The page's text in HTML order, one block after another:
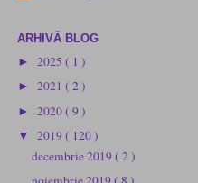
ARHIVĂ BLOG
► 2025 ( 1 )
► 2021 ( 2 )
► 2020( 9 )
▼ 2019 ( 120 )
decembrie 2019( 2 )